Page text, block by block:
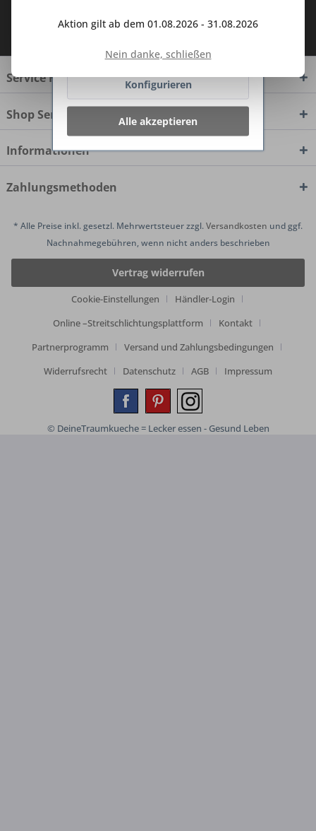
Ich habe die
Datenschutzbestimmungen
Service Hotline
Shop Service
Informationen
Zahlungsmethoden
* Alle Preise inkl. gesetzl. Mehrwertsteuer zzgl.Versandkosten und ggf.
Nachnahmegebühren, wenn nicht anders beschrieben
Vertrag widerrufen
Cookie-Einstellungen
Händler-Login
Online –Streitschlichtungsplattform
Kontakt
Partnerprogramm
Versand und Zahlungsbedingungen
Widerrufsrecht
Datenschutz AGB Impressum
© DeineTraumkueche = Lecker essen - Gesund Leben
Aktion gilt ab dem 01.08.2026 - 31.08.2026
Nein danke, schließen
Ablehnen
Konfigurieren
Alle akzeptieren